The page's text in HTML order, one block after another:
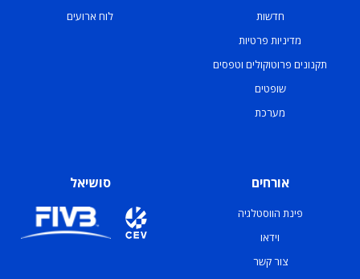
חדשות
מדיניות פרטיות
תקנונים פרוטוקולים וטפסים
שופטים
מערכת
לוח ארועים
אורחים
פינת הווסטלגיה
וידאו
צור קשר
סושיאל